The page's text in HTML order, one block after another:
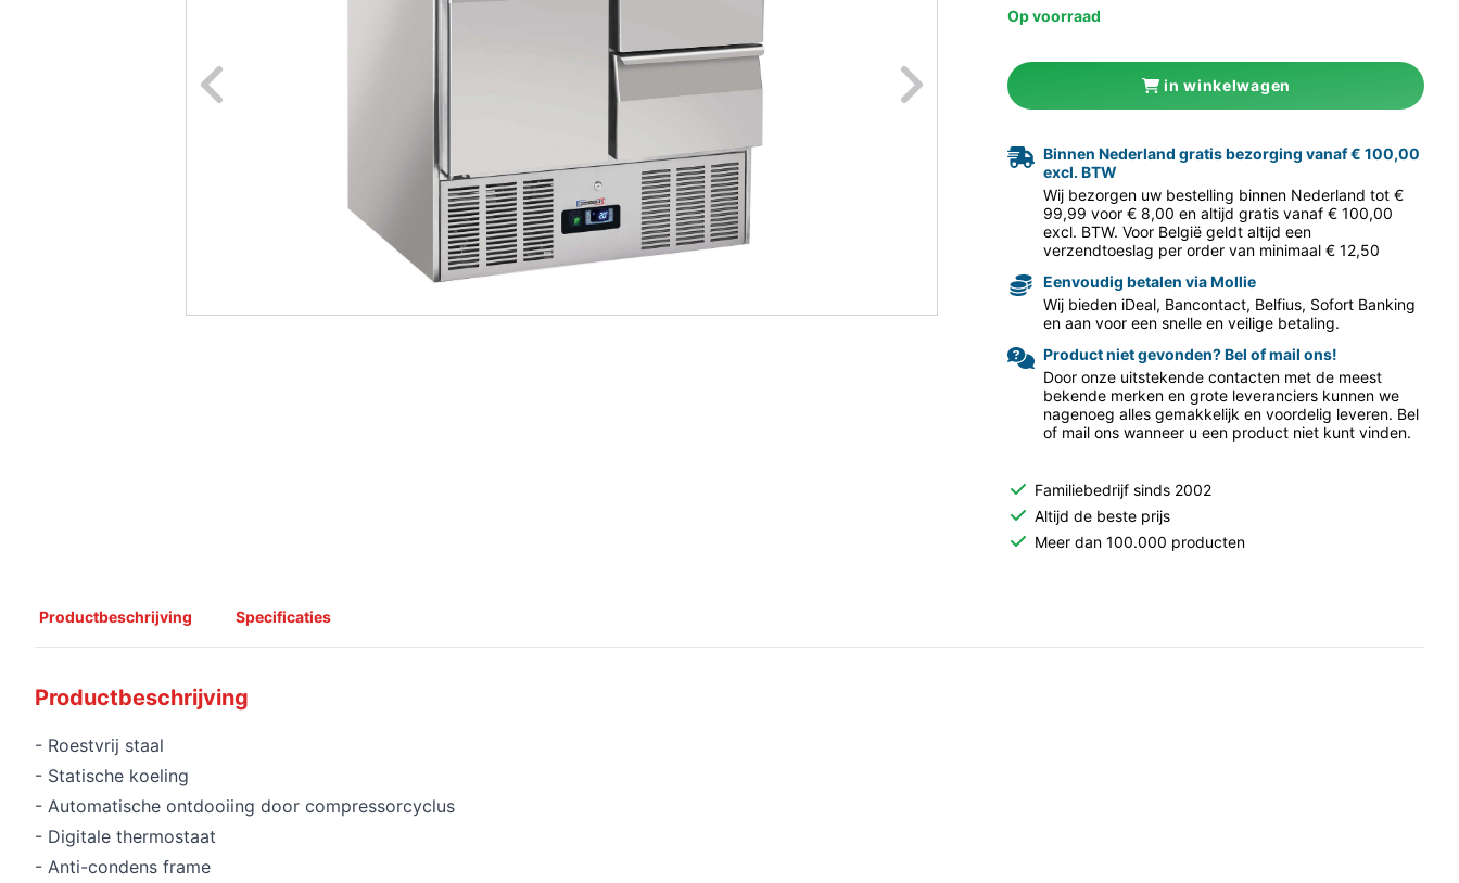
Naar vorige foto Naar volgende
Op voorraad
in winkelwagen
Binnen Nederland gratis bezorging vanaf € 100,00
excl. BTW
Wij bezorgen uw bestelling binnen Nederland tot €
99,99 voor € 8,00 en altijd gratis vanaf € 100,00
excl. BTW. Voor België geldt altijd een
verzendtoeslag per order van minimaal € 12,50
Eenvoudig betalen via Mollie
Wij bieden iDeal, Bancontact, Belfius, Sofort Banking
en aan voor een snelle en veilige betaling.
Product niet gevonden? Bel of mail ons!
Door onze uitstekende contacten met de meest
bekende merken en grote leveranciers kunnen we
nagenoeg alles gemakkelijk en voordelig leveren. Bel
of mail ons wanneer u een product niet kunt vinden.
Familiebedrijf sinds 2002
Altijd de beste prijs
Meer dan 100.000 producten
Productbeschrijving Specificaties
Productbeschrijving
- Roestvrij staal
- Statische koeling
- Automatische ontdooiing door compressorcyclus
- Digitale thermostaat
- Anti-condens frame